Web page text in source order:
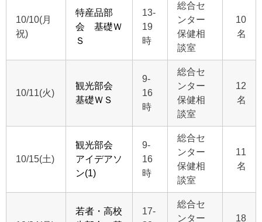
10/10(月
祝)
特産品部
会 基礎Ｗ
Ｓ
13-
19
時
総合セ
ンター
保健相
談室
10
名
10/11(火)
観光部会
基礎ＷＳ
9-
16
時
総合セ
ンター
保健相
談室
12
名
10/15(土)
観光部会
アイデアソ
ン(1)
9-
16
時
総合セ
ンター
保健相
談室
11
名
若者・高校
17-
総合セ
ンター
18